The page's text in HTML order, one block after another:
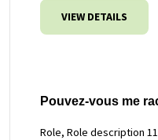
VIEW DETAILS
Pouvez-vous me
Role, Role description